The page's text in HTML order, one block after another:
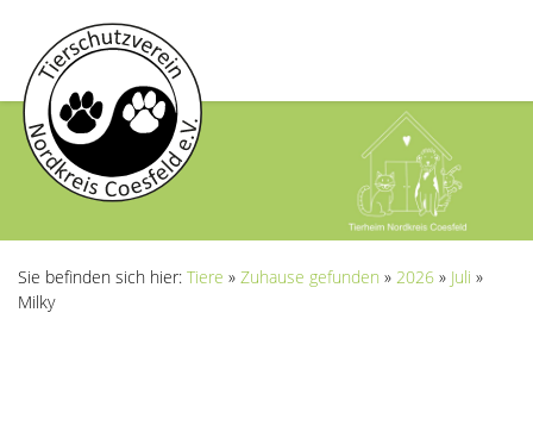
Sie befinden sich hier: Tiere » Zuhause gefunden » 2026 » Juli »
Milky